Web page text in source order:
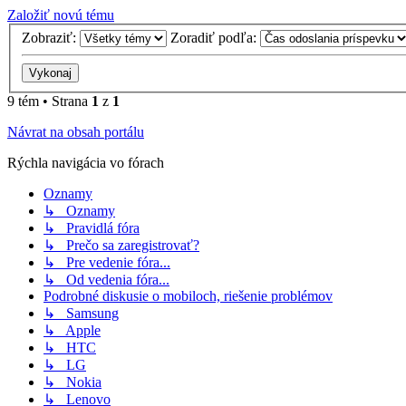
Založiť novú tému
Zobraziť:
Zoradiť podľa:
9 tém • Strana 1 z 1
Návrat na obsah portálu
Rýchla navigácia vo fórach
Oznamy
↳ Oznamy
↳ Pravidlá fóra
↳ Prečo sa zaregistrovať?
↳ Pre vedenie fóra...
↳ Od vedenia fóra...
Podrobné diskusie o mobiloch, riešenie problémov
↳ Samsung
↳ Apple
↳ HTC
↳ LG
↳ Nokia
↳ Lenovo